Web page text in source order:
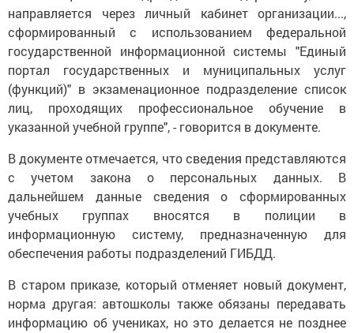
направляется через личный кабинет организации...,
сформированный с использованием федеральной
государственной информационной системы "Единый
портал государственных и муниципальных услуг
(функций)" в экзаменационное подразделение список
лиц, проходящих профессиональное обучение в
указанной учебной группе", - говорится в документе.
В документе отмечается, что сведения представляются
с учетом закона о персональных данных. В
дальнейшем данные сведения о сформированных
учебных группах вносятся в полиции в
информационную систему, предназначенную для
обеспечения работы подразделений ГИБДД.
В старом приказе, который отменяет новый документ,
норма другая: автошколы также обязаны передавать
информацию об учениках, но это делается не позднее